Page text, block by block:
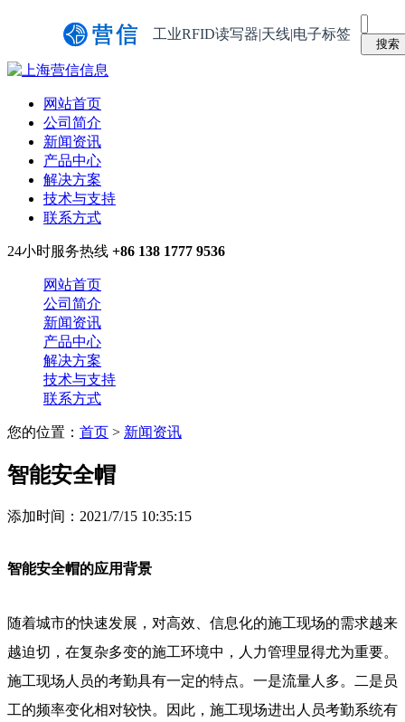
工业RFID读写器|天线|电子标签
网站首页
公司简介
新闻资讯
产品中心
解决方案
技术与支持
联系方式
24小时服务热线 +86 138 1777 9536
网站首页
公司简介
新闻资讯
产品中心
解决方案
技术与支持
联系方式
您的位置： 首页 > 新闻资讯
智能安全帽
添加时间：2021/7/15 10:35:15
智能安全帽的应用背景
随着城市的快速发展，对高效、信息化的施工现场的需求越来
越迫切，在复杂多变的施工环境中，人力管理显得尤为重要。
施工现场人员的考勤具有一定的特点。一是流量人多。二是员
工的频率变化相对较快。因此，施工现场进出人员考勤系统有